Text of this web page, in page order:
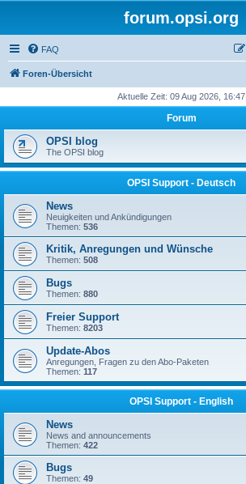
forum.opsi.org
FAQ
Foren-Übersicht
Aktuelle Zeit: 09 Aug 2026, 16:47
Forum
OPSI blog
The OPSI blog
OPSI Support - Deutsch
News
Neuigkeiten und Ankündigungen
Themen: 536
Kritik, Anregungen und Wünsche
Themen: 508
Bugs
Themen: 880
Freier Support
Themen: 8203
Update-Abos
Anregungen, Fragen zu den Abo-Paketen
Themen: 117
OPSI Support - English
News
News and announcements
Themen: 422
Bugs
Themen: 49